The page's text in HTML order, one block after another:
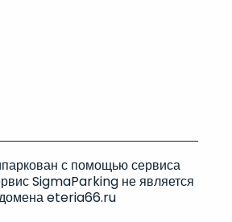
с помощью сервиса
SigmaParking не является
eteria66.ru